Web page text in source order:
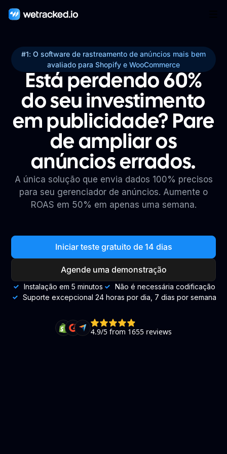
#1: O software de rastreamento de anúncios mais bem
avaliado para Shopify e WooCommerce
Está perdendo 60%
do seu investimento
em publicidade? Pare
de ampliar os
anúncios errados.
A única solução que envia dados 100% precisos
para seu gerenciador de anúncios. Aumente o
ROAS em 50% em apenas uma semana.
Iniciar teste gratuito de 14 dias
Agende uma demonstração
Instalação em 5 minutos
Não é necessária codificação
Suporte excepcional 24 horas por dia, 7 dias por semana